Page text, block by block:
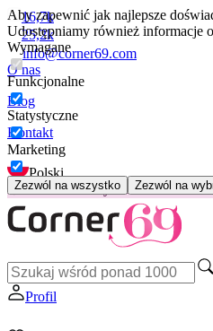
Aby zapewnić jak najlepsze
Udostępniamy również informacje
Wymagane
Funkcjonalne
Statystyczne
Marketing
Zezwól na wszystko Zezwól na
16,7k
25,2k
info@corner69.com
O nas
Blog
Kontakt
Polski
😽Svakom Klitty: 65 zł TANIEJ
Profil